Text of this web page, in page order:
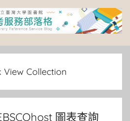
View Collection
圖表查詢